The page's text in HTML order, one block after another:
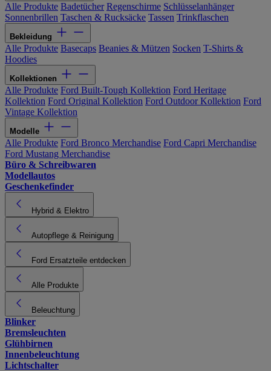
Alle Produkte Badetücher Regenschirme Schlüsselanhänger
Sonnenbrillen Taschen & Rucksäcke Tassen Trinkflaschen
Bekleidung
Alle Produkte Basecaps Beanies & Mützen Socken T-Shirts &
Hoodies
Kollektionen
Alle Produkte Ford Built-Tough Kollektion Ford Heritage
Kollektion Ford Original Kollektion Ford Outdoor Kollektion Ford
Vintage Kollektion
Modelle
Alle Produkte Ford Bronco Merchandise Ford Capri Merchandise
Ford Mustang Merchandise
Büro & Schreibwaren
Modellautos
Geschenkefinder
Hybrid & Elektro
Autopflege & Reinigung
Ford Ersatzteile entdecken
Alle Produkte
Beleuchtung
Blinker
Bremsleuchten
Glühbirnen
Innenbeleuchtung
Lichtschalter